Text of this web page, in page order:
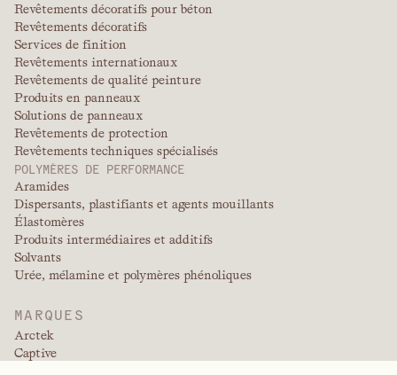
Revêtements décoratifs pour béton
Revêtements décoratifs
Services de finition
Revêtements internationaux
Revêtements de qualité peinture
Produits en panneaux
Solutions de panneaux
Revêtements de protection
Revêtements techniques spécialisés
POLYMÈRES DE PERFORMANCE
Aramides
Dispersants, plastifiants et agents mouillants
Élastomères
Produits intermédiaires et additifs
Solvants
Urée, mélamine et polymères phénoliques
MARQUES
Arctek
Captive